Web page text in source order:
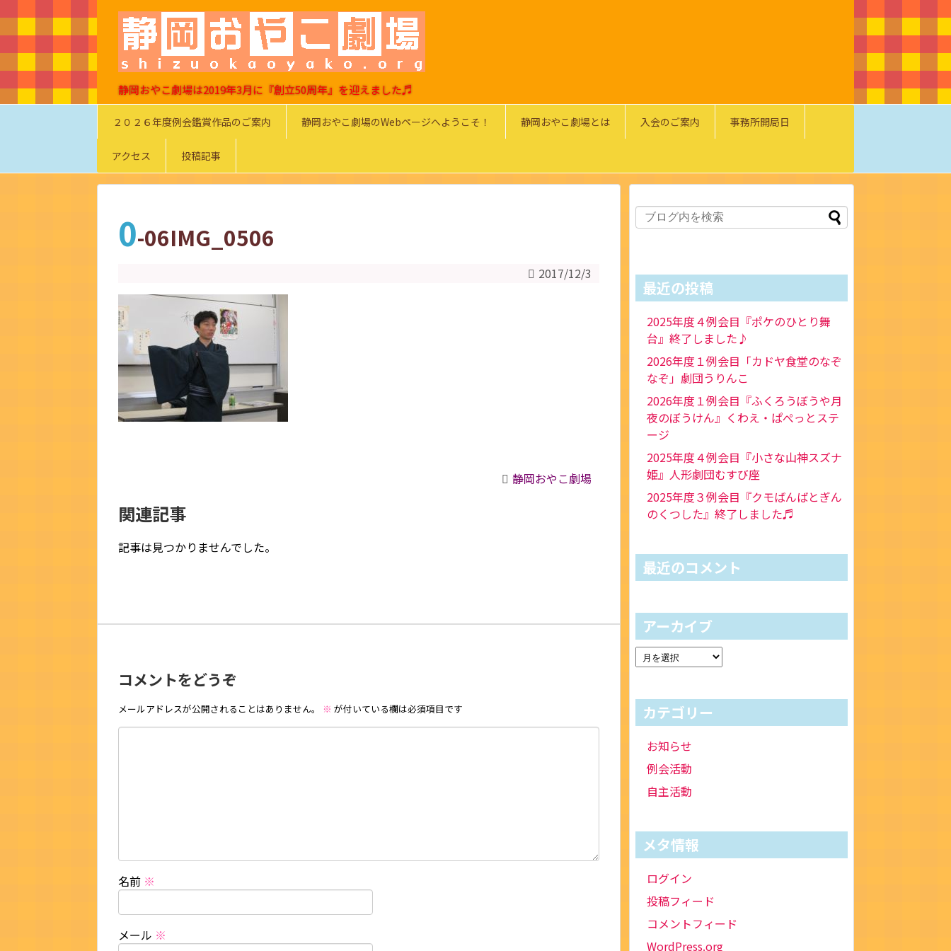
静岡おやこ劇場は2019年3月に『創立50周年』を迎えました♬
２０２６年度例会鑑賞作品のご案内 静岡おやこ劇場のWebページへようこそ！ 静岡おやこ劇場とは 入会のご案内 事務所開局日
アクセス 投稿記事
0-06IMG_0506
2017/12/3
静岡おやこ劇場
関連記事
記事は見つかりませんでした。
コメントをどうぞ
メールアドレスが公開されることはありません。 ※ が付いている欄は必須項目です
名前 ※
メール ※
最近の投稿
2025年度４例会目『ポケのひとり舞
台』終了しました♪
2026年度１例会目「カドヤ食堂のなぞ
なぞ」劇団うりんこ
2026年度１例会目『ふくろうぼうや月
夜のぼうけん』くわえ・ぱぺっとステ
ージ
2025年度４例会目『小さな山神スズナ
姫』人形劇団むすび座
2025年度３例会目『クモばんばとぎん
のくつした』終了しました♬
最近のコメント
アーカイブ
カテゴリー
お知らせ
例会活動
自主活動
メタ情報
ログイン
投稿フィード
コメントフィード
WordPress.org